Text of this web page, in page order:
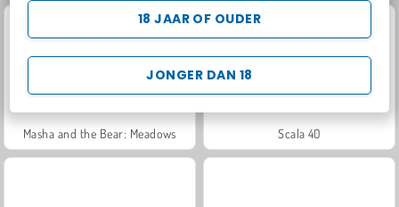
JONGER DAN 18
18 JAAR OF OUDER
Masha and the Bear: Meadows Scala 40